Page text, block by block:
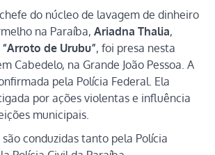
do núcleo de lavagem de dinheiro
na Paraíba, Ariadna Thalia,
“Arroto de Urubu”, foi presa nesta
Cabedelo, na Grande João Pessoa. A
pela Polícia Federal. Ela
por ações violentas e influência
municipais.
conduzidas tanto pela Polícia